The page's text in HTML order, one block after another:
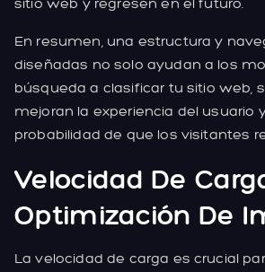
En resumen, una estructura y
diseñadas no solo ayudan a los
búsqueda a clasificar tu sitio web,
mejoran la experiencia del usuario
probabilidad de que los visitantes
Velocidad De
Optimización De
La velocidad de carga es crucial